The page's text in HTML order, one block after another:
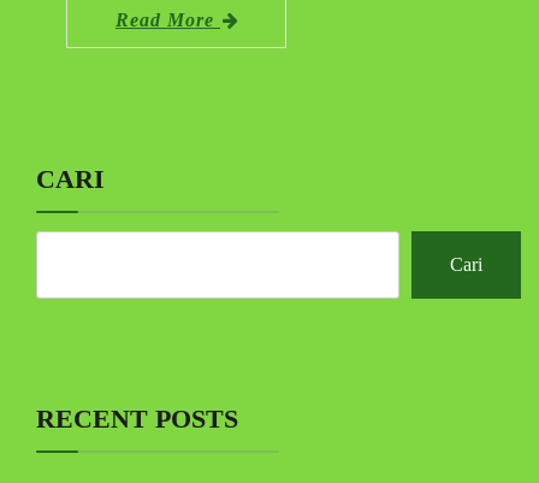
Read More
CARI
Cari
RECENT POSTS